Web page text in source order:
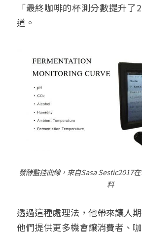
「最終咖啡的杯測分數提升了
道。
發酵監控曲線，來自Sasa Sestic2017
料
透過這種處理法，他帶來讓人
他們提供更多機會讓消費者、